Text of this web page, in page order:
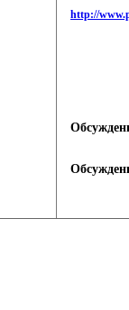
http://